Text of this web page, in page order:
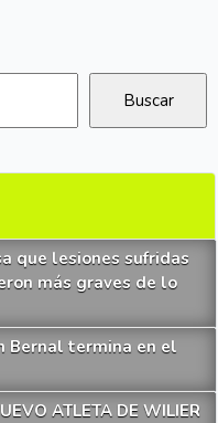
que lesiones sufridas
más graves de lo
Bernal termina en el
ATLETA DE WILIER